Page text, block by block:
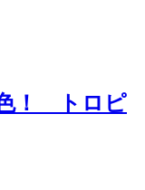
！ トロピ